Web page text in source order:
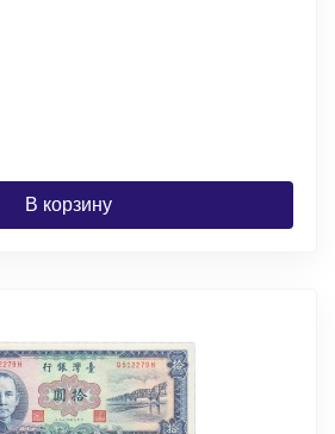
В корзину